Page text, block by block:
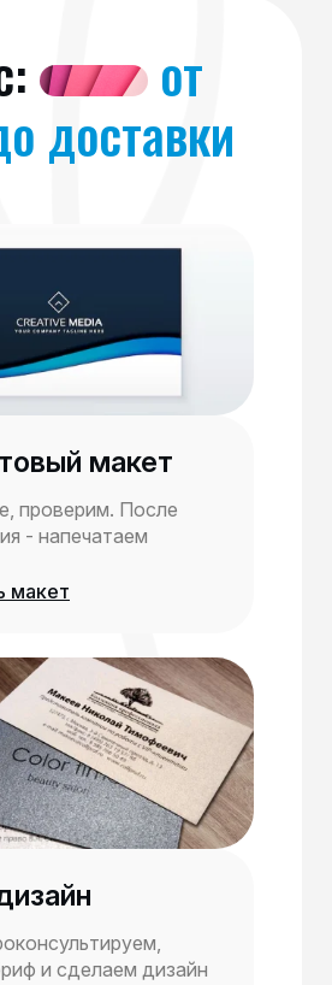
от
доставки
макет
проверим. После
- напечатаем
макет
и сделаем дизайн